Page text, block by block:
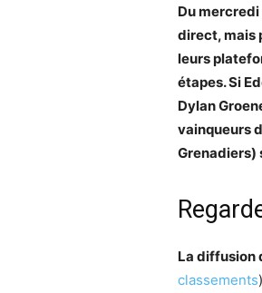
Du mercredi
direct, mais
leurs
étapes. Si
Dylan
vainqueurs
Grenadiers)
La diffusion
classements)